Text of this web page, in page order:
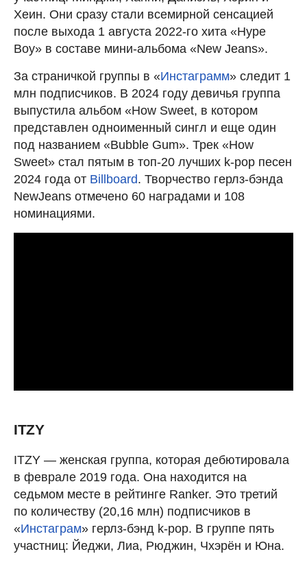
Хеин. Они сразу стали всемирной сенсацией
после выхода 1 августа 2022-го хита «Hype
Boy» в составе мини-альбома «New Jeans».
За страничкой группы в «Инстаграмм» следит 1
млн подписчиков. В 2024 году девичья группа
выпустила альбом «How Sweet, в котором
представлен одноименный сингл и еще один
под названием «Bubble Gum». Трек «How
Sweet» стал пятым в топ-20 лучших k-pop песен
2024 года от Billboard. Творчество герлз-бэнда
NewJeans отмечено 60 наградами и 108
номинациями.
ITZY
ITZY — женская группа, которая дебютировала
в феврале 2019 года. Она находится на
седьмом месте в рейтинге Ranker. Это третий
по количеству (20,16 млн) подписчиков в
«Инстаграм» герлз-бэнд k-pop. В группе пять
участниц: Йеджи, Лиа, Рюджин, Чхэрён и Юна.